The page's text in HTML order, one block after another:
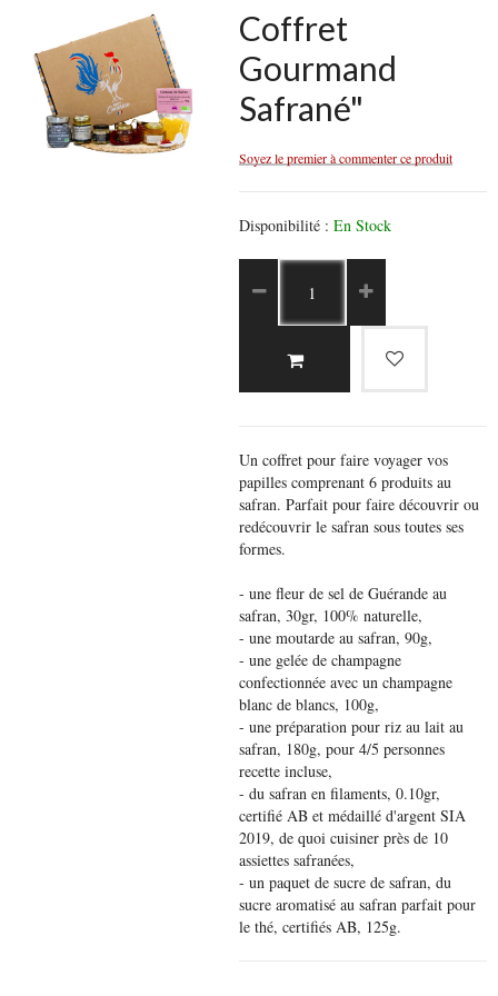
Coffret
Gourmand
Safrané"
Soyez le premier à commenter ce produit
Disponibilité :En Stock
Un coffret pour faire voyager vos
papilles comprenant 6 produits au
safran. Parfait pour faire découvrir ou
redécouvrir le safran sous toutes ses
formes.
- une fleur de sel de Guérande au
safran, 30gr, 100% naturelle,
- une moutarde au safran, 90g,
- une gelée de champagne
confectionnée avec un champagne
blanc de blancs, 100g,
- une préparation pour riz au lait au
safran, 180g, pour 4/5 personnes
recette incluse,
- du safran en filaments, 0.10gr,
certifié AB et médaillé d'argent SIA
2019, de quoi cuisiner près de 10
assiettes safranées,
- un paquet de sucre de safran, du
sucre aromatisé au safran parfait pour
le thé, certifiés AB, 125g.